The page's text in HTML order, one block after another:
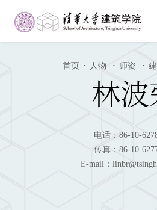
首页 · 人物 · 师资 ·
林波
电话：86-10-
传真：86-10-
E-mail：